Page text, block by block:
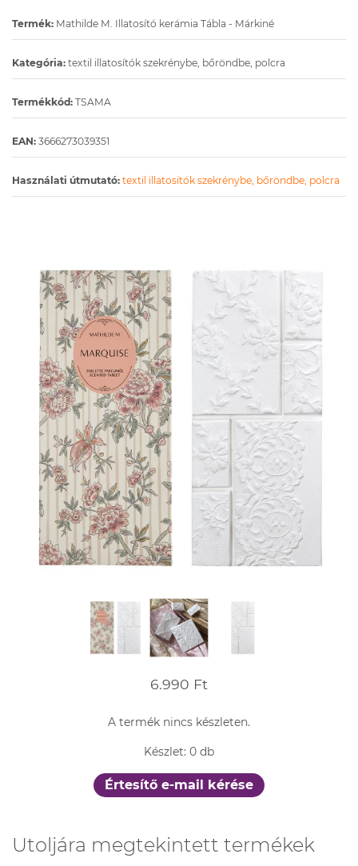
Termék: Mathilde M. Illatosító kerámia Tábla - Márkiné
Kategória: textil illatosítók szekrénybe, bőröndbe, polcra
Termékkód: TSAMA
EAN: 3666273039351
Használati útmutató: textil illatosítók szekrénybe, bőröndbe, polcra
6.990 Ft
A termék nincs készleten.
Készlet: 0 db
Értesítő e-mail kérése
Utoljára megtekintett termékek